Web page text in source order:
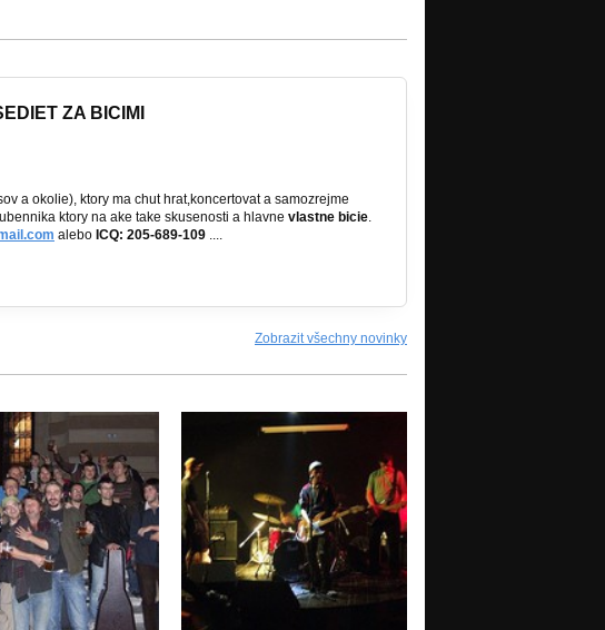
ZA BICIMI
a okolie), ktory ma chut hrat,koncertovat a samozrejme
ktory na ake take skusenosti a hlavne vlastne bicie.
alebo ICQ: 205-689-109 ....
Zobrazit všechny novinky